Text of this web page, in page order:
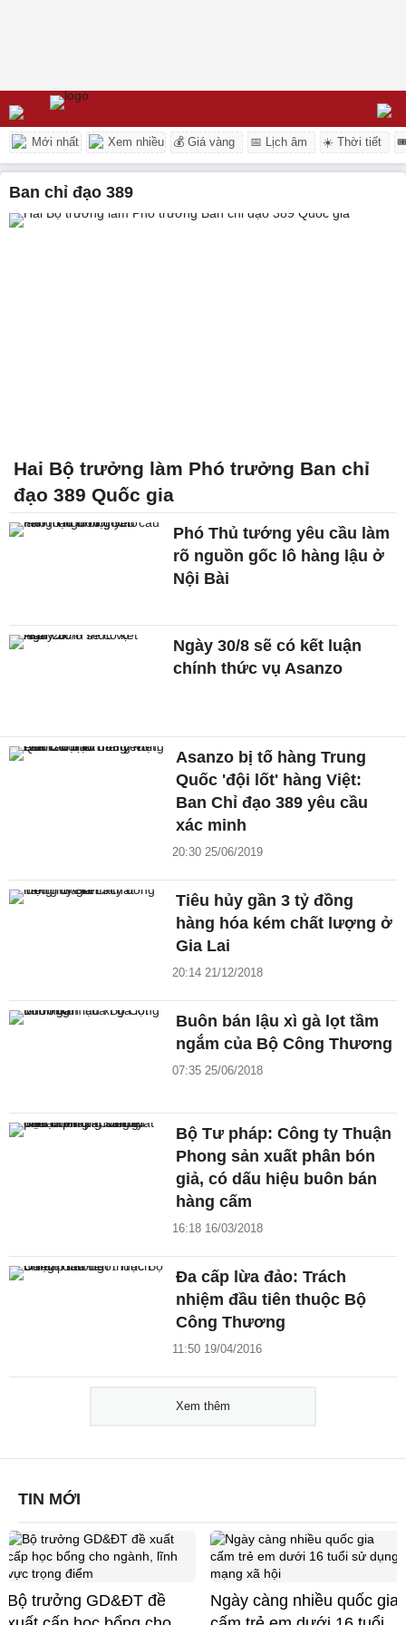
Mới nhất Xem nhiều 💰 Giá vàng 📅 Lịch âm ☀️ Thời tiết
ban chỉ đạo 389
Hai Bộ trưởng làm Phó trưởng Ban chỉ
đạo 389 Quốc gia
Phó Thủ tướng yêu cầu làm
rõ nguồn gốc lô hàng lậu ở
Nội Bài
Ngày 30/8 sẽ có kết luận
chính thức vụ Asanzo
Asanzo bị tố hàng Trung
Quốc 'đội lốt' hàng Việt:
Ban Chỉ đạo 389 yêu cầu
xác minh
20:30 25/06/2019
Tiêu hủy gần 3 tỷ đồng
hàng hóa kém chất lượng ở
Gia Lai
20:14 21/12/2018
Buôn bán lậu xì gà lọt tầm
ngắm của Bộ Công Thương
07:35 25/06/2018
Bộ Tư pháp: Công ty Thuận
Phong sản xuất phân bón
giả, có dấu hiệu buôn bán
hàng cấm
16:18 16/03/2018
Đa cấp lừa đảo: Trách
nhiệm đầu tiên thuộc Bộ
Công Thương
11:50 19/04/2016
Xem thêm
TIN MỚI
Bộ trưởng GD&ĐT đề
Ngày càng nhiều quốc gia